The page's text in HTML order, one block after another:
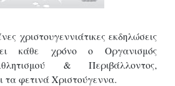
χριστουγεννιάτικες εκδηλώσεις
κάθε χρόνο ο Οργανισμός
& Περιβάλλοντος,
τα φετινά Χριστούγεννα.